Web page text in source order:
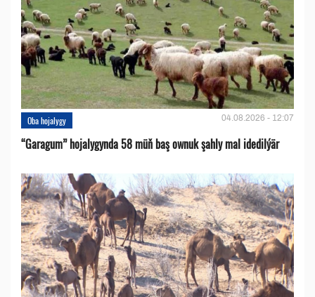
Oba hojalygy 04.08.2026 - 12:07
“Garagum” hojalygynda 58 müň baş ownuk şahly mal idedilýär